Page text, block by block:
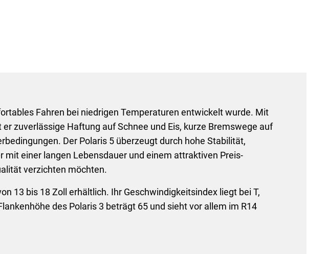
Fahren bei niedrigen Temperaturen entwickelt wurde. Mit
zuverlässige Haftung auf Schnee und Eis, kurze Bremswege auf
Der Polaris 5 überzeugt durch hohe Stabilität,
einer langen Lebensdauer und einem attraktiven Preis-
verzichten möchten.
13 bis 18 Zoll erhältlich. Ihr Geschwindigkeitsindex liegt bei T,
des Polaris 3 beträgt 65 und sieht vor allem im R14